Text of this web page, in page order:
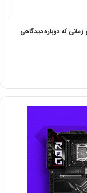
را پیشنهاد می
از طریق سایتهای
دیگر است که به
داده بزرگ از
از منابع طراحی که
مجموعه عظیمی از
که دوباره دیدگاهی